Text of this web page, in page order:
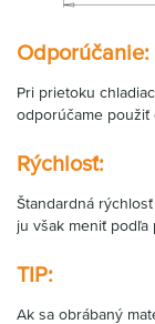
Odporúčanie:
Pri prietoku
odporúčame použiť
Rýchlosť:
Štandardná
ju však meniť podľa
TIP:
Ak sa obrábaný